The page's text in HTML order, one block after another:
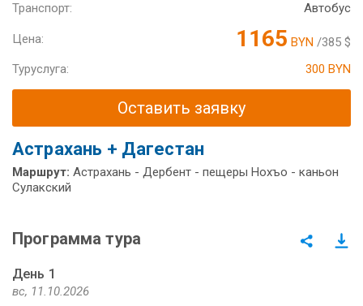
Транспорт:
Автобус
Цена: 1165 BYN /385 $
Туруслуга:
300 BYN
Оставить заявку
Астрахань + Дагестан
Маршрут: Астрахань - Дербент - пещеры Нохъо - каньон
Сулакский
Программа тура
День 1
вс, 11.10.2026